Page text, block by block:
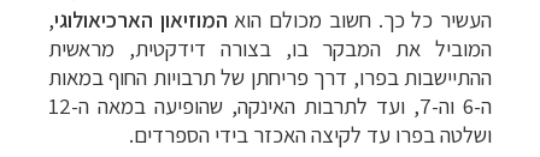
העשיר כל כך. חשוב מכולם הוא המוזיאון הארכיאולוגי,
המוביל את המבקר בו, בצורה דידקטית, מראשית
ההתיישבות בפרו, דרך פריחתן של תרבויות החוף במאות
ה-6 וה-7, ועד לתרבות האינקה, שהופיעה במאה ה-12
ושלטה בפרו עד לקיצההאכזר בידי הספרדים.